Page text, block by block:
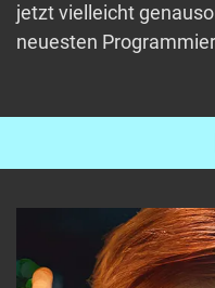
jetzt vielleicht
neuesten